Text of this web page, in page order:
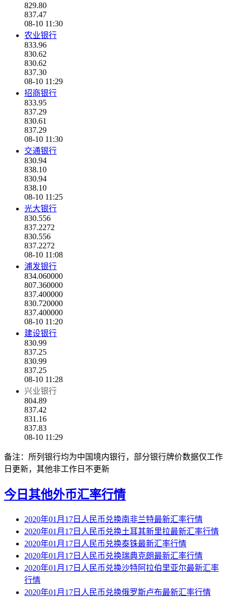
829.80
837.47
08-10 11:30
农业银行
833.96
830.62
830.62
837.30
08-10 11:29
招商银行
833.95
837.29
830.61
837.29
08-10 11:30
交通银行
830.94
838.10
830.94
838.10
08-10 11:25
光大银行
830.556
837.2272
830.556
837.2272
08-10 11:08
浦发银行
834.060000
807.360000
837.400000
830.720000
837.400000
08-10 11:20
建设银行
830.99
837.25
830.99
837.25
08-10 11:28
兴业银行
804.89
837.42
831.16
837.83
08-10 11:29
备注：所列银行均为中国境内银行，部分银行牌价数据仅工作
日更新，其他非工作日不更新
今日其他外币汇率行情
2020年01月17日人民币兑换南非兰特最新汇率行情
2020年01月17日人民币兑换土耳其新里拉最新汇率行情
2020年01月17日人民币兑换泰铢最新汇率行情
2020年01月17日人民币兑换瑞典克朗最新汇率行情
2020年01月17日人民币兑换沙特阿拉伯里亚尔最新汇率
行情
2020年01月17日人民币兑换俄罗斯卢布最新汇率行情